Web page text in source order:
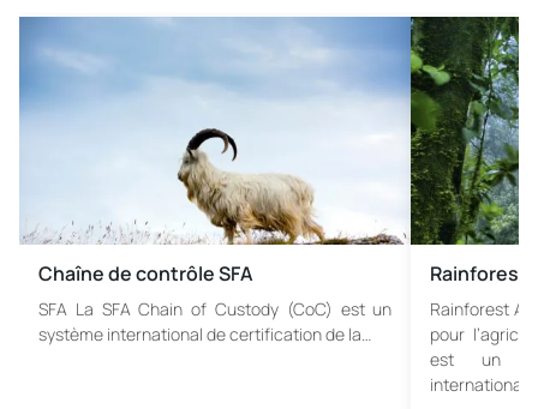
Chaîne de contrôle SFA
SFA La SFA Chain of Custody (CoC) est un
système international de certification de la…
Rainforest
Rainforest
pour
est un
international…